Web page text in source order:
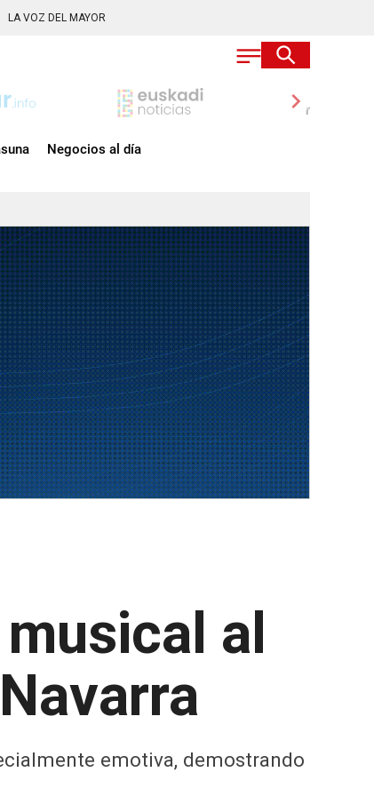
LA VOZ DEL MAYOR
chevron_right
Negocios al día
al
emotiva, demostrando